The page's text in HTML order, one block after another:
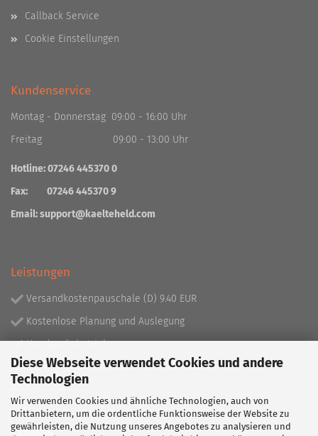
Diese Webseite verwendet Cookies und andere
Technologien
Wir verwenden Cookies und ähnliche Technologien, auch von
Drittanbietern, um die ordentliche Funktionsweise der Website zu
gewährleisten, die Nutzung unseres Angebotes zu analysieren und
Callback Service
Cookie Einstellungen
Kundenservice
Montag - Donnerstag 09:00 - 16:00 Uhr
Freitag 09:00 - 13:00 Uhr
Hotline: 07246 445370 0
Fax: 07246 445370 9
Email:support@kaelteheld.com
Leistungen
Versandkostenpauschale (D) 9.40 EUR
Kostenlose Planung und Auslegung
Handwerksbetrieb
Lieferprogramm mit über 130.000 Artikeln!
Partner